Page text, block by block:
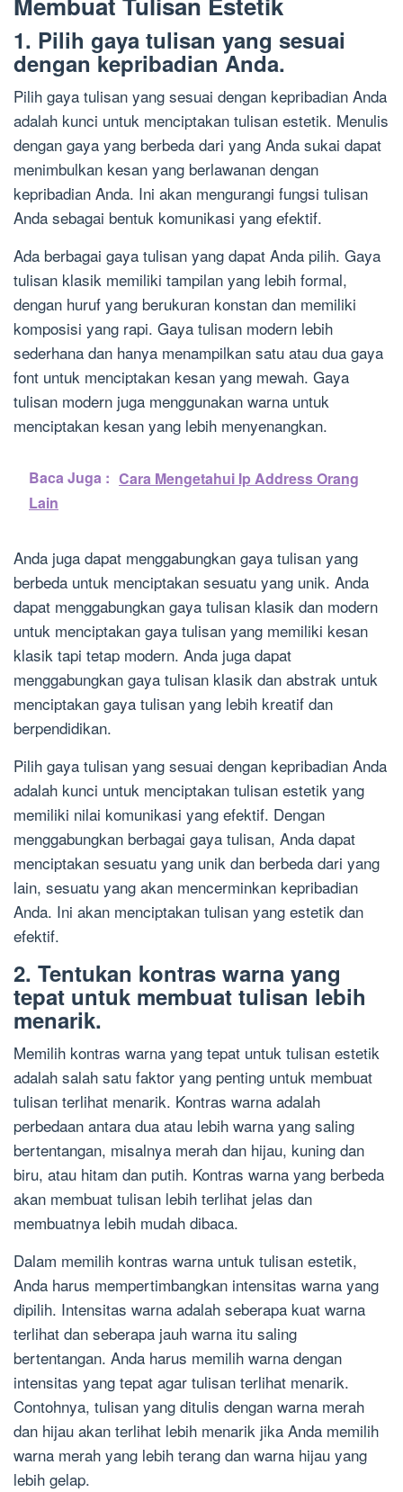
1. Pilih gaya tulisan yang sesuai
dengan kepribadian Anda.
Pilih gaya tulisan yang sesuai dengan kepribadian Anda
adalah kunci untuk menciptakan tulisan estetik. Menulis
dengan gaya yang berbeda dari yang Anda sukai dapat
menimbulkan kesan yang berlawanan dengan
kepribadian Anda. Ini akan mengurangi fungsi tulisan
Anda sebagai bentuk komunikasi yang efektif.
Ada berbagai gaya tulisan yang dapat Anda pilih. Gaya
tulisan klasik memiliki tampilan yang lebih formal,
dengan huruf yang berukuran konstan dan memiliki
komposisi yang rapi. Gaya tulisan modern lebih
sederhana dan hanya menampilkan satu atau dua gaya
font untuk menciptakan kesan yang mewah. Gaya
tulisan modern juga menggunakan warna untuk
menciptakan kesan yang lebih menyenangkan.
Baca Juga : Cara Mengetahui Ip Address Orang
Lain
Anda juga dapat menggabungkan gaya tulisan yang
berbeda untuk menciptakan sesuatu yang unik. Anda
dapat menggabungkan gaya tulisan klasik dan modern
untuk menciptakan gaya tulisan yang memiliki kesan
klasik tapi tetap modern. Anda juga dapat
menggabungkan gaya tulisan klasik dan abstrak untuk
menciptakan gaya tulisan yang lebih kreatif dan
berpendidikan.
Pilih gaya tulisan yang sesuai dengan kepribadian Anda
adalah kunci untuk menciptakan tulisan estetik yang
memiliki nilai komunikasi yang efektif. Dengan
menggabungkan berbagai gaya tulisan, Anda dapat
menciptakan sesuatu yang unik dan berbeda dari yang
lain, sesuatu yang akan mencerminkan kepribadian
Anda. Ini akan menciptakan tulisan yang estetik dan
efektif.
2. Tentukan kontras warna yang
tepat untuk membuat tulisan lebih
menarik.
Memilih kontras warna yang tepat untuk tulisan estetik
adalah salah satu faktor yang penting untuk membuat
tulisan terlihat menarik. Kontras warna adalah
perbedaan antara dua atau lebih warna yang saling
bertentangan, misalnya merah dan hijau, kuning dan
biru, atau hitam dan putih. Kontras warna yang berbeda
akan membuat tulisan lebih terlihat jelas dan
membuatnya lebih mudah dibaca.
Dalam memilih kontras warna untuk tulisan estetik,
Anda harus mempertimbangkan intensitas warna yang
dipilih. Intensitas warna adalah seberapa kuat warna
terlihat dan seberapa jauh warna itu saling
bertentangan. Anda harus memilih warna dengan
intensitas yang tepat agar tulisan terlihat menarik.
Contohnya, tulisan yang ditulis dengan warna merah
dan hijau akan terlihat lebih menarik jika Anda memilih
warna merah yang lebih terang dan warna hijau yang
lebih gelap.